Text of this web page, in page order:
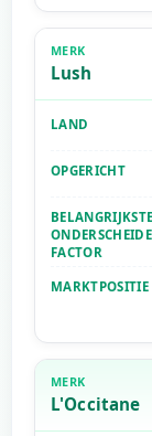
Lush
L'Occitane